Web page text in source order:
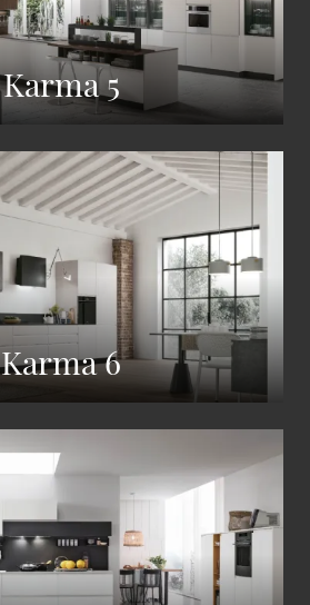
Karma 5
Karma 6